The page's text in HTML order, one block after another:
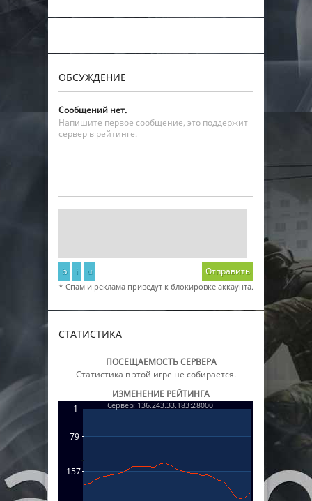
ОБСУЖДЕНИЕ
Сообщений нет.
Напишите первое сообщение, это поддержит
сервер в рейтинге.
b i u Отправить
* Спам и реклама приведут к блокировке аккаунта.
СТАТИСТИКА
ПОСЕЩАЕМОСТЬ СЕРВЕРА
Статистика в этой игре не собирается.
ИЗМЕНЕНИЕ РЕЙТИНГА